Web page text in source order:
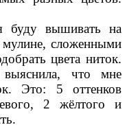
вышивать на
сложенными
цвета ниток.
что мне
Это: 5 оттенков
2 жёлтого и